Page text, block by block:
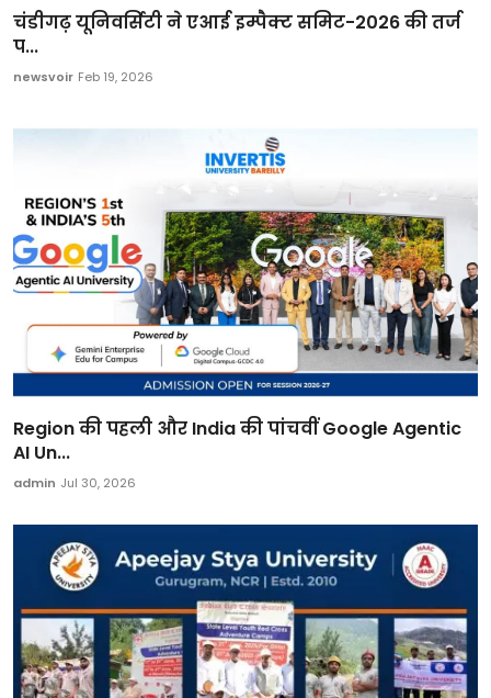
चंडीगढ़ यूनिवर्सिटी ने एआई इम्पैक्ट समिट-2026 की तर्ज
प...
newsvoir Feb 19, 2026
Region की पहली और India की पांचवीं Google Agentic
AI Un...
admin Jul 30, 2026